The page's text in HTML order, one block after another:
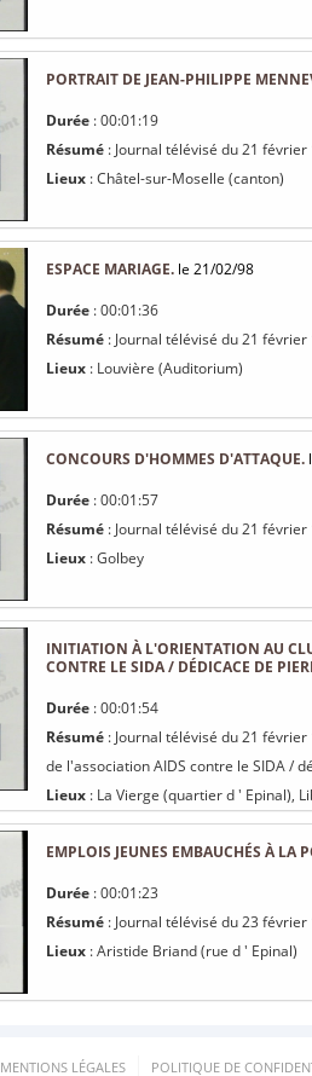
PORTRAIT DE JEAN-PHILIPPE
Durée : 00:01:19
Résumé : Journal télévisé du 21
Lieux : Châtel-sur-Moselle (canton)
ESPACE MARIAGE. le 21/02/98
Durée : 00:01:36
Résumé : Journal télévisé du 21
Lieux : Louvière (Auditorium)
CONCOURS D'HOMMES D'ATTAQUE.
Durée : 00:01:57
Résumé : Journal télévisé du 21
Lieux : Golbey
INITIATION À L'ORIENTATION AU
CONTRE LE SIDA / DÉDICACE DE
Durée : 00:01:54
Résumé : Journal télévisé du 21
de l'association AIDS contre le SIDA /
Lieux : La Vierge (quartier d ' Epinal),
EMPLOIS JEUNES EMBAUCHÉS À LA
Durée : 00:01:23
Résumé : Journal télévisé du 23
Lieux : Aristide Briand (rue d ' Epinal)
MENTIONS LÉGALES POLITIQUE DE